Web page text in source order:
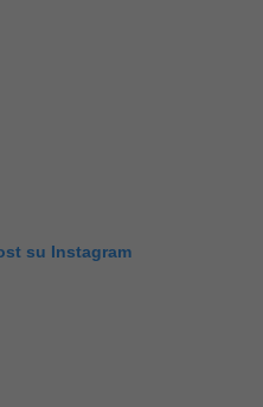
su Instagram